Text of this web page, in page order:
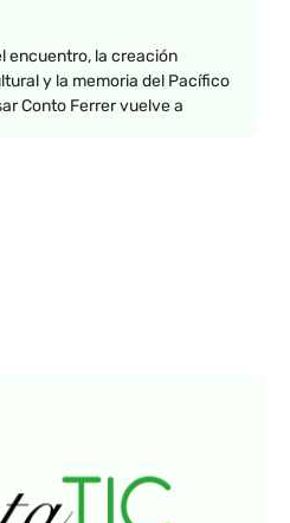
encuentro, la creación
y la memoria del Pacífico
Conto Ferrer vuelve a